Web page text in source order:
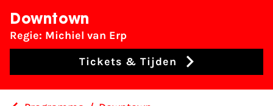
Downtown
Regie: Michiel van Erp
Tickets & Tijden